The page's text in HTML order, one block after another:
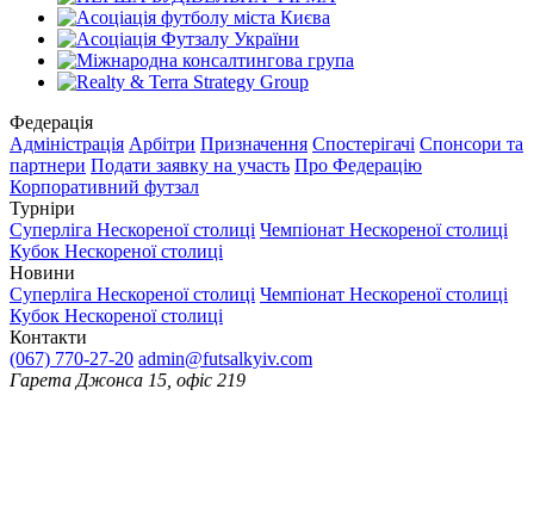
Федерація
Адміністрація Арбітри Призначення Спостерігачі Спонсори та
партнери Подати заявку на участь Про Федерацію
Корпоративний футзал
Турніри
Суперліга Нескореної столиці Чемпіонат Нескореної столиці
Кубок Нескореної столиці
Новини
Суперліга Нескореної столиці Чемпіонат Нескореної столиці
Кубок Нескореної столиці
Контакти
(067) 770-27-20 admin@futsalkyiv.com
Гарета Джонса 15, офіс 219